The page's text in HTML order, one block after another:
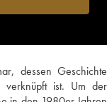
dessen Geschichte
verknüpft ist. Um der